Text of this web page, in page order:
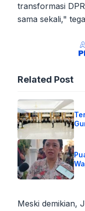
transformasi
sama sekali,"
Related Post
Meski demikian,